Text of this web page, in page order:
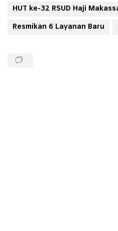
HUT ke-32 RSUD Haji
Resmikan 6 Layanan Baru